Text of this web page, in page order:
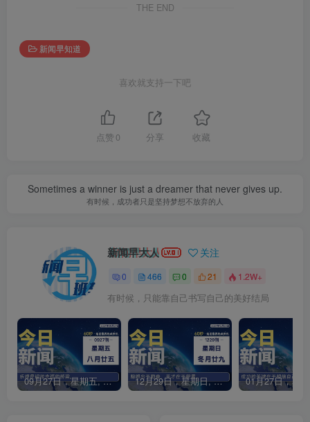
THE END
新闻早知道
喜欢就支持一下吧
点赞 0 分享 收藏
Sometimes a winner is just a dreamer that never gives up.
有时候，成功者只是坚持梦想不放弃的人
新闻早大人 关注
0 466 0 21 1.2W+
有时候，只能靠自己书写自己的美好结局
09月27日，星期五, 每天60秒读懂全世界！ 12月29日，星期日, 每天60秒读懂全世界！